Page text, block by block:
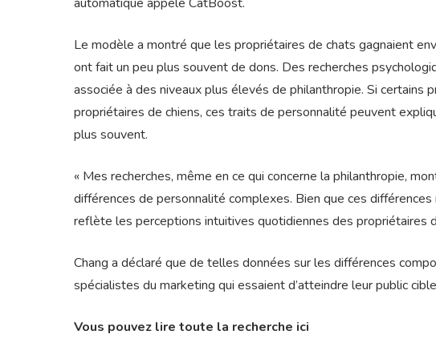
Le modèle a montré que les propriétaires de chats gagnaient
ont fait un peu plus souvent de dons. Des recherches
associée à des niveaux plus élevés de philanthropie. Si
propriétaires de chiens, ces traits de personnalité peuvent
plus souvent.
« Mes recherches, même en ce qui concerne la philanthropie,
différences de personnalité complexes. Bien que ces
reflète les perceptions intuitives quotidiennes des propriétaires
Chang a déclaré que de telles données sur les différences
spécialistes du marketing qui essaient d’atteindre leur public
Vous pouvez lire toute la recherche ici